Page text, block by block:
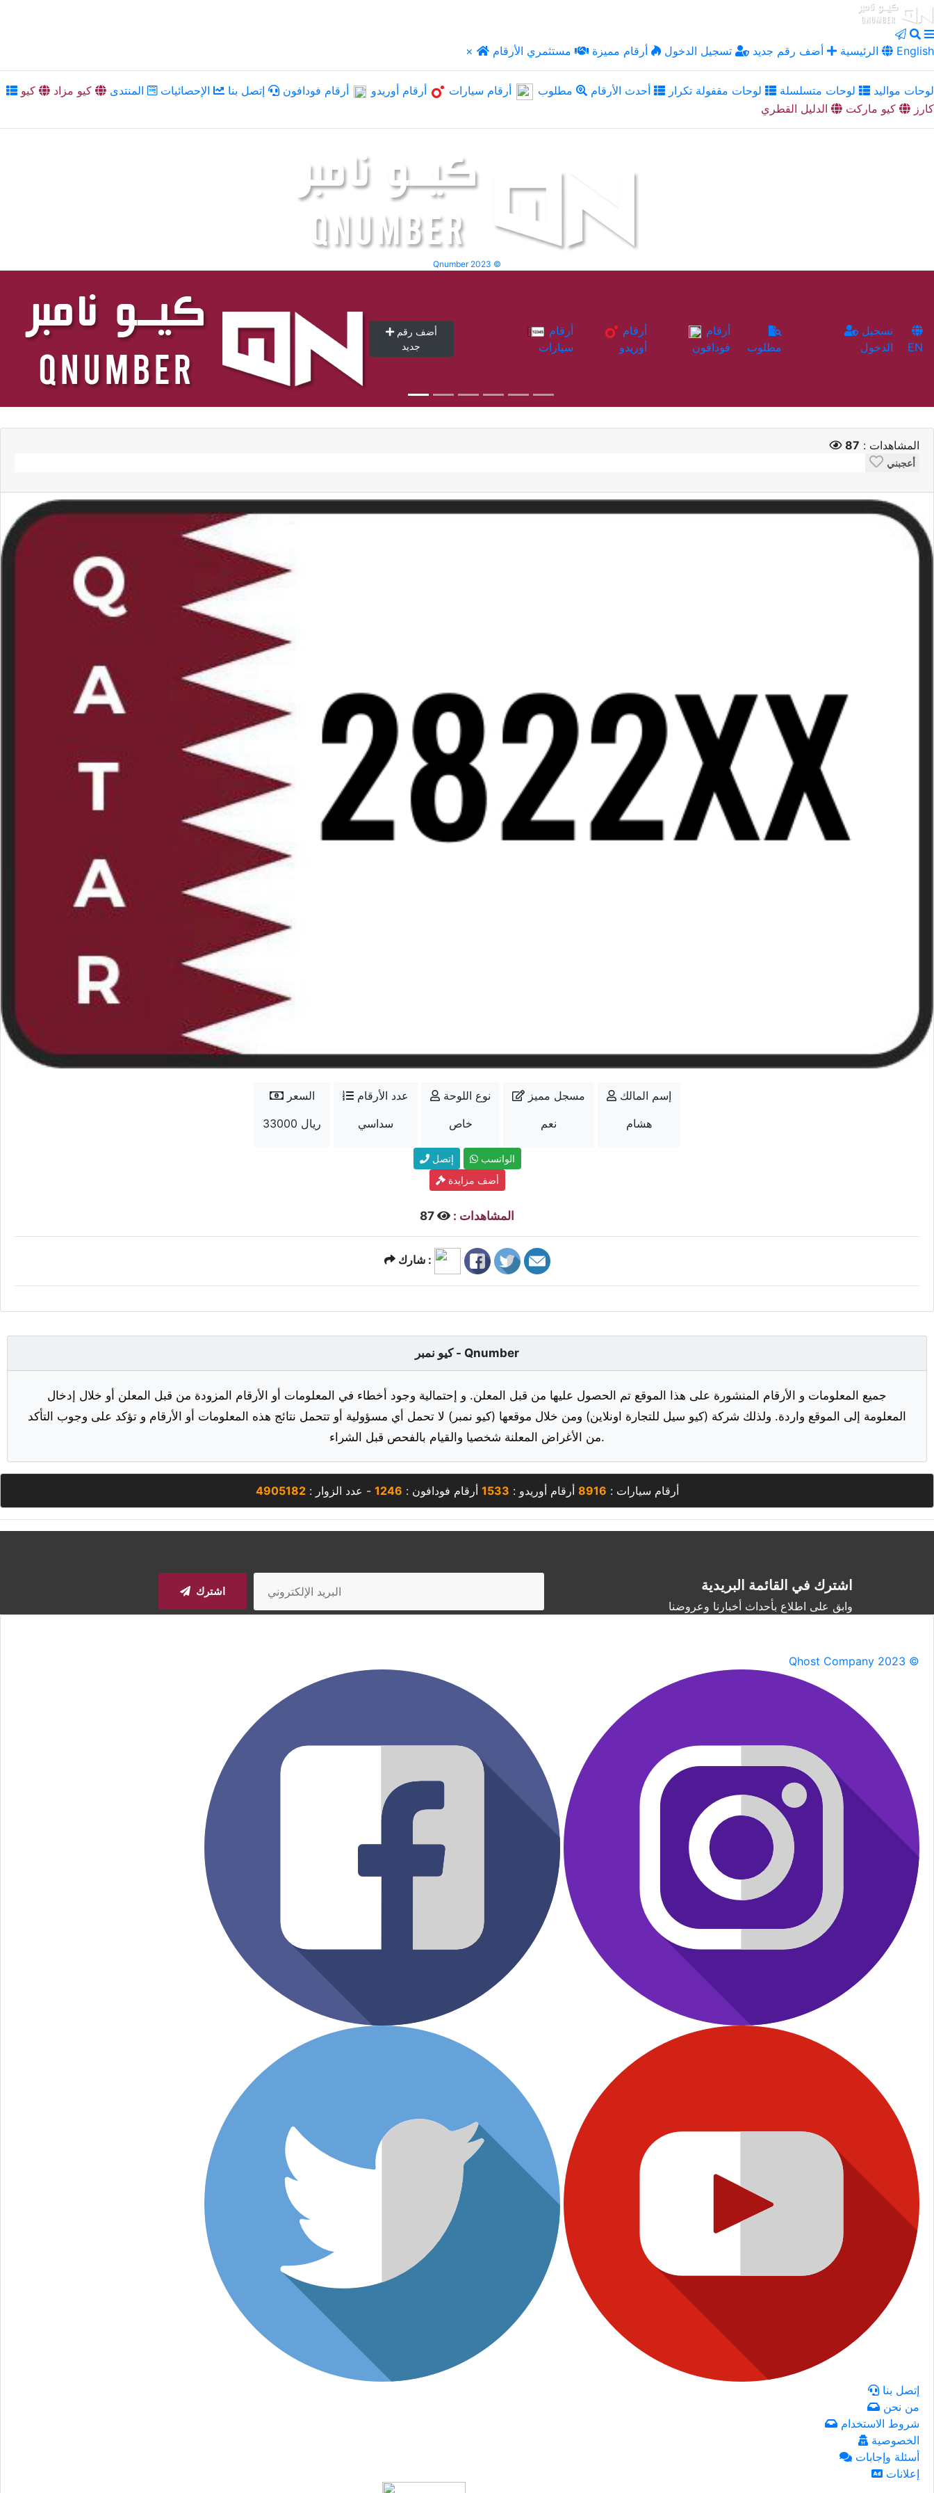
× الرئيسية أضف رقم جديد تسجيل الدخول أرقام مميزة مستثمري الأرقام English
لوحات مواليد لوحات متسلسلة لوحات مقفولة تكرار أحدث الأرقام مطلوب أرقام سيارات أرقام أوريدو أرقام فودافون إتصل بنا الإحصائيات المنتدى كيو مزاد
كيو
كارز
كيو ماركت الدليل القطري
Qnumber 2023 ©
أضف رقم
جديد
سيارات
أوريدو
فودافون
مطلوب
الدخول
EN
المشاهدات : 87
أعجبني
السعر
33000 ريال
عدد الأرقام
سداسي
نوع اللوحة
خاص
مسجل مميز
نعم
إسم المالك
هشام
إتصل
الواتسب
أضف مزايدة
المشاهدات :
شارك :
كيو نمبر - Qnumber
جميع المعلومات و الأرقام المنشورة على هذا الموقع تم الحصول عليها من قبل المعلن. و إحتمالية وجود أخطاء في المعلومات أو الأرقام المزودة من قبل المعلن أو خلال إدخال
المعلومة إلى الموقع واردة. ولذلك شركة (كيو سيل للتجارة اونلاين) ومن خلال موقعها (كيو نمبر) لا تحمل أي مسؤولية أو تتحمل نتائج هذه المعلومات أو الأرقام و تؤكد على وجوب التأكد
من الأغراض المعلنة شخصيا والقيام بالفحص قبل الشراء.
أرقام سيارات : 8916 أرقام أوريدو : 1533 أرقام فودافون : 1246 - عدد الزوار :4905182
اشترك في القائمة البريدية
وابق على اطلاع بأحداث أخبارنا وعروضنا
اشترك
Qhost Company 2023 ©
إتصل بنا
من نحن
شروط الاستخدام
الخصوصية
أسئلة وإجابات
إعلانات